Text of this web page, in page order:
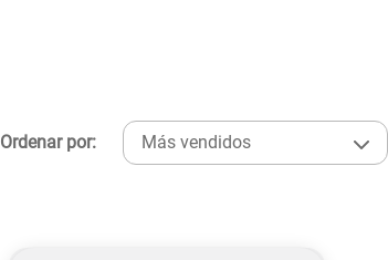
Ordenar por: Más vendidos